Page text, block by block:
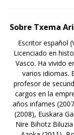
Sobre Txema
Escritor español
Licenciado en
Vasco. Ha vivido
varios idiomas.
profesor de
cargos en la
años infames
(2008), Euskara
Nire Bihotz